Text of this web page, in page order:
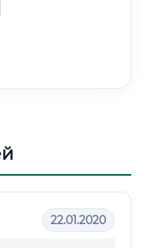
22.01.2020